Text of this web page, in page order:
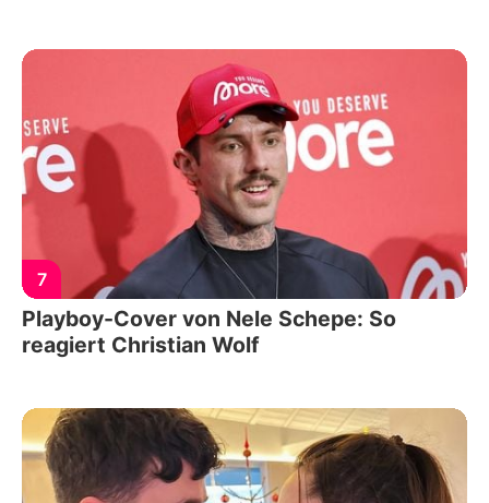
7
Playboy-Cover von Nele Schepe: So
reagiert Christian Wolf